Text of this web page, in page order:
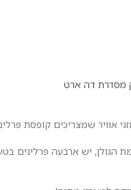
מסדרת דה ארט
אוויר שמצריכים קופסת
הגולן, יש ארבעה פרלינים